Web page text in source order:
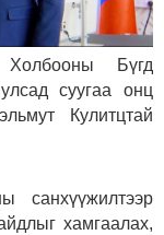
Бүгд
суугаа онц
Кулитцтай
санхүүжилтээр
хамгаалах,